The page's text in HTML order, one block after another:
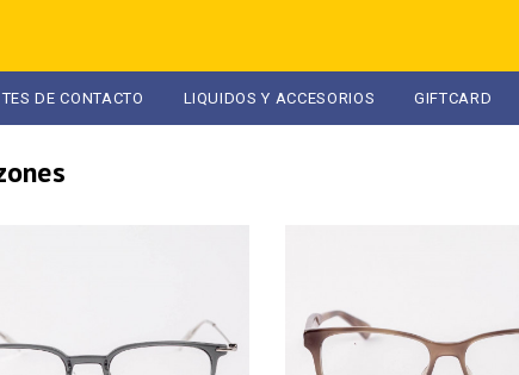
DE CONTACTO LIQUIDOS Y ACCESORIOS GIFTCARD